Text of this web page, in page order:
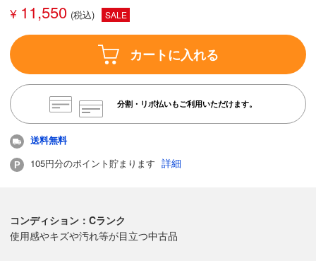
¥ 11,550 SALE
カートに入れる
分割・リボ払いもご利用いただけます。
送料無料
105円分のポイント貯まります 詳細
コンディション：Cランク
使用感やキズや汚れ等が目立つ中古品